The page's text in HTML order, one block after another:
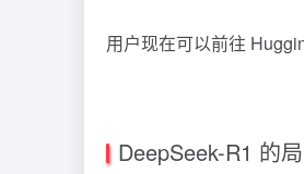
用户现在可以前往
DeepSeek-R1 的